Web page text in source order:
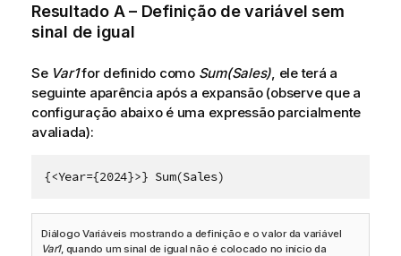
Resultado A – Definição de variável sem
sinal de igual
Se Var1for definido como Sum(Sales) , ele terá a
seguinte aparência após a expansão (observe que a
configuração abaixo é uma expressão parcialmente
avaliada):
{<Year={2024}>} Sum(Sales)
Diálogo Variáveis mostrando a definição e o valor da variável
Var1, quando um sinal de igual não é colocado no início da